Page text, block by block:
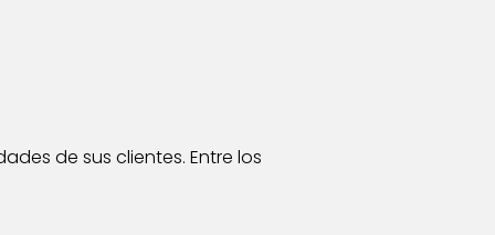
de sus clientes. Entre los